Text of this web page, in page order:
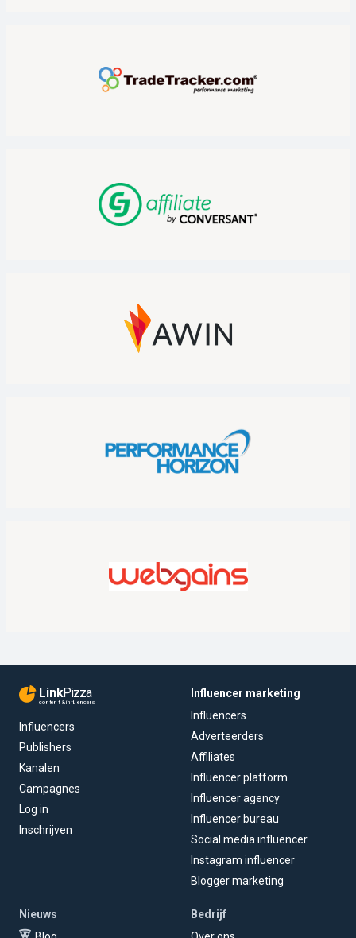
LinkPizza
content & influencers
Influencers
Publishers
Kanalen
Campagnes
Log in
Inschrijven
Influencer marketing
Influencers
Adverteerders
Affiliates
Influencer platform
Influencer agency
Influencer bureau
Social media influencer
Instagram influencer
Blogger marketing
Nieuws
Bedrijf